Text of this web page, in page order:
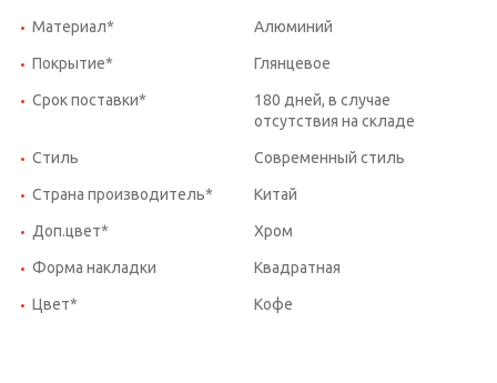
Материал* Алюминий
Покрытие* Глянцевое
Срок поставки*
180 дней, в случае
отсутствия на складе
Стиль Современный стиль
Страна производитель* Китай
Доп.цвет* Хром
Форма накладки Квадратная
Цвет* Кофе